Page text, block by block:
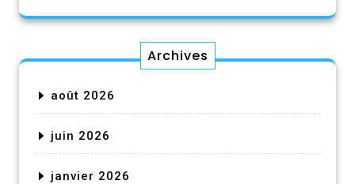
Archives
août 2026
juin 2026
janvier 2026